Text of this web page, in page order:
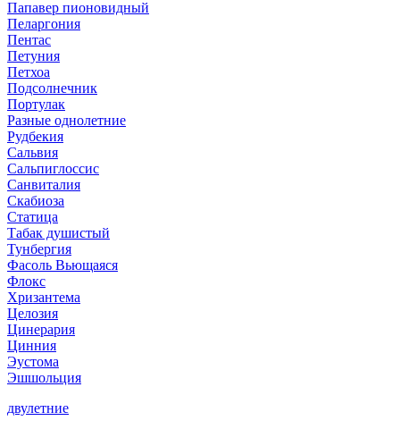
Папавер пионовидный
Пеларгония
Пентас
Петуния
Петхоа
Подсолнечник
Портулак
Разные однолетние
Рудбекия
Сальвия
Сальпиглоссис
Санвиталия
Скабиоза
Статица
Табак душистый
Тунбергия
Фасоль Вьющаяся
Флокс
Хризантема
Целозия
Цинерария
Цинния
Эустома
Эшшольция
двулетние